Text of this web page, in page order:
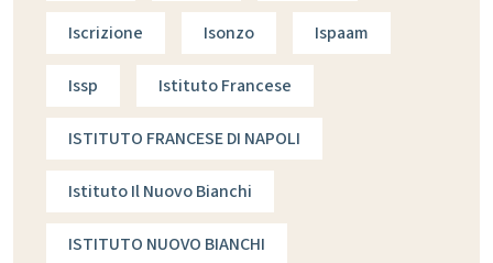
Iscrizione Isonzo Ispaam
Issp Istituto Francese
ISTITUTO FRANCESE DI NAPOLI
Istituto Il Nuovo Bianchi
ISTITUTO NUOVO BIANCHI